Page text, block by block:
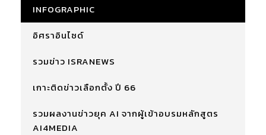
INFOGRAPHIC
อิศราอินไซด์
รวมข่าว ISRANEWS
เกาะติดข่าวเลือกตั้ง ปี 66
รวมผลงานข่าวยุค AI จากผู้เข้าอบรมหลักสูตร
AI4MEDIA